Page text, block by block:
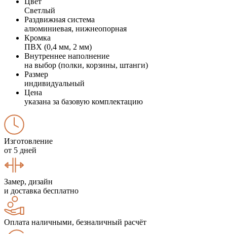
Светлый
Раздвижная система
алюминиевая, нижнеопорная
Кромка
ПВХ (0,4 мм, 2 мм)
Внутреннее наполнение
на выбор (полки, корзины, штанги)
Размер
индивидуальный
Цена
указана за базовую комплектацию
Изготовление
от 5 дней
Замер, дизайн
и доставка бесплатно
Оплата наличными, безналичный расчёт